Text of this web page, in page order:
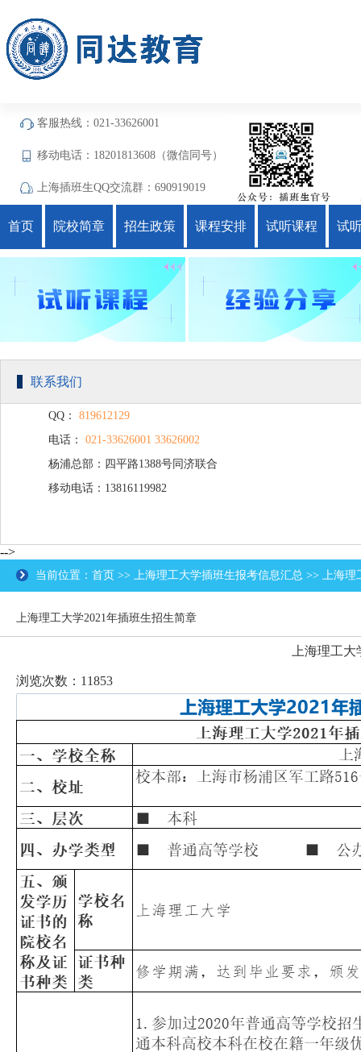
客服热线：021-33626001
移动电话：18201813608（微信同号）
上海插班生QQ交流群：690919019
首页 院校简章 招生政策 课程安排 试听课程 试
联系我们
QQ： 819612129
电话： 021-33626001 33626002
杨浦总部：四平路1388号同济联合
广场C楼203
移动电话：13816119982
-->
当前位置：首页 >> 上海理工大学插班生报考信息汇总 >> 上海理
上海理工大学2021年插班生招生简章
上海理工
浏览次数：11853